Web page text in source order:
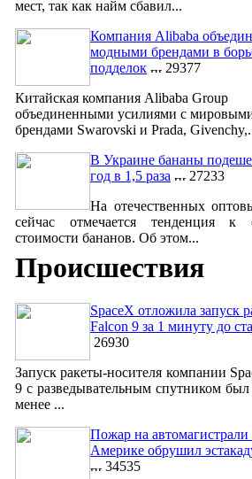
мест, так как найм сбавил...
Компания Alibaba
модными брендами в
подделок
29377
Китайская компания Alibaba Group
объединенными усилиями с
брендами Swarovski и Prada,
В Украине бананы
год в 1,5 раза
27233
На отечественных
сейчас отмечается тенденция к
стоимости бананов. Об этом...
Происшествия
SpaceX отложила запуск
Falcon 9 за 1 минуту до
26930
Запуск ракеты-носителя компании
9 с разведывательным спутником был
менее ...
Пожар на автомагистрали
Америке обрушил
34535